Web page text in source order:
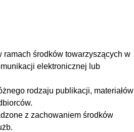
ramach środków towarzyszących w
elektronicznej lub
rodzaju publikacji, materiałów
z zachowaniem środków